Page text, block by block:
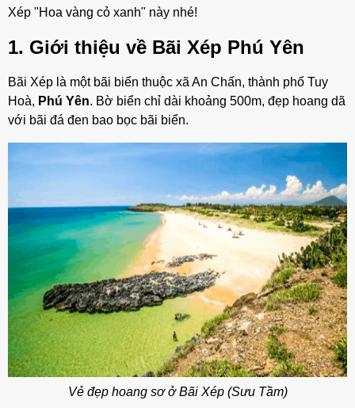
Xép "Hoa vàng cỏ xanh" này nhé!
1. Giới thiệu về Bãi Xép Phú Yên
Bãi Xép là một bãi biển thuộc xã An Chấn, thành phố Tuy
Hoà, Phú Yên. Bờ biển chỉ dài khoảng 500m, đẹp hoang dã
với bãi đá đen bao bọc bãi biển.
Vẻ đẹp hoang sơ ở Bãi Xép (Sưu Tầm)